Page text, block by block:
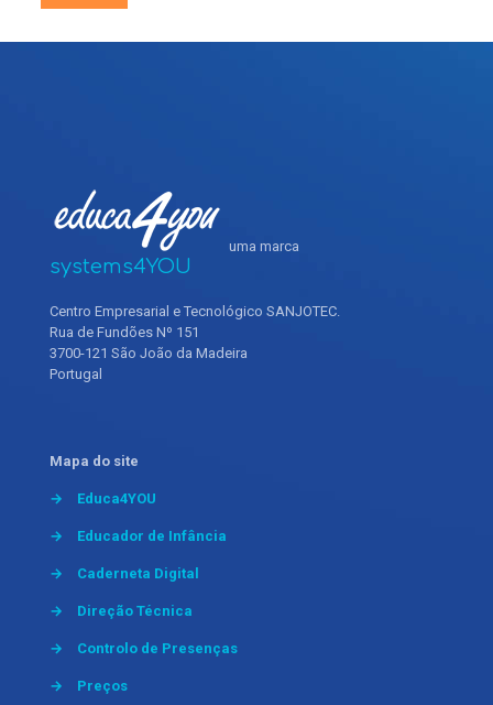
uma marca
systems4YOU
Centro Empresarial e Tecnológico SANJOTEC.
Rua de Fundões Nº 151
3700-121 São João da Madeira
Portugal
Mapa do site
→ Educa4YOU
→ Educador de Infância
→ Caderneta Digital
→ Direção Técnica
→ Controlo de Presenças
→ Preços